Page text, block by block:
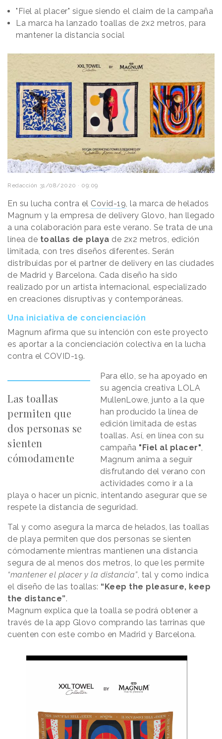
"Fiel al placer" sigue siendo el claim de la campaña
La marca ha lanzado toallas de 2x2 metros, para
mantener la distancia social
Redacción 31/08/2020 · 09:09
En su lucha contra el Covid-19 , la marca de helados
Magnum y la empresa de delivery Glovo, han llegado
a una colaboración para este verano. Se trata de una
línea de toallas de playa de 2x2 metros, edición
limitada, con tres diseños diferentes. Serán
distribuidas por el partner de delivery en las ciudades
de Madrid y Barcelona. Cada diseño ha sido
realizado por un artista internacional, especializado
en creaciones disruptivas y contemporáneas.
Una iniciativa de concienciación
Magnum afirma que su intención con este proyecto
es aportar a la concienciación colectiva en la lucha
contra el COVID-19.
Las toallas
permiten que
dos personas se
sienten
cómodamente
Para ello, se ha apoyado en
su agencia creativa LOLA
MullenLowe, junto a la que
han producido la línea de
edición limitada de estas
toallas. Así, en línea con su
campaña "Fiel al placer"
Magnum anima a seguir
disfrutando del verano con
actividades como ir a la
playa o hacer un picnic, intentando asegurar que se
respete la distancia de seguridad.
Tal y como asegura la marca de helados, las toallas
de playa permiten que dos personas se sienten
cómodamente mientras mantienen una distancia
segura de al menos dos metros, lo que les permite
“mantener el placer y la distancia”, tal y como indica
el diseño de las toallas: “Keep the pleasure, keep
the distance”.
Magnum explica que la toalla se podrá obtener a
través de la app Glovo comprando las tarrinas que
cuenten con este combo en Madrid y Barcelona.